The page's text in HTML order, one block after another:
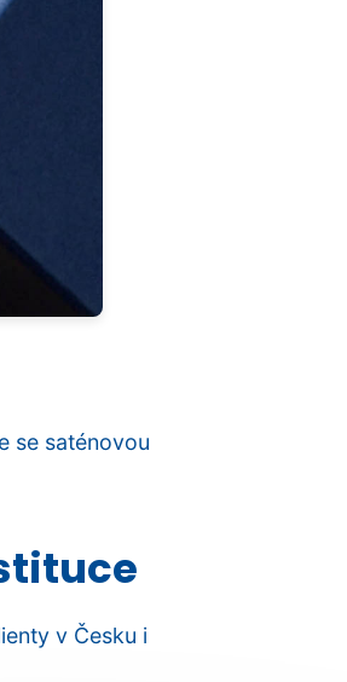
se saténovou
v Česku i